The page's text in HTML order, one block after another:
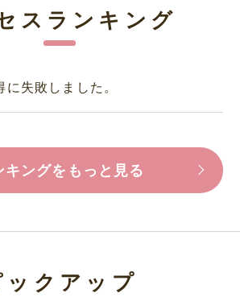
スランキング
失敗しました。
キングをもっと見る
ックアップ